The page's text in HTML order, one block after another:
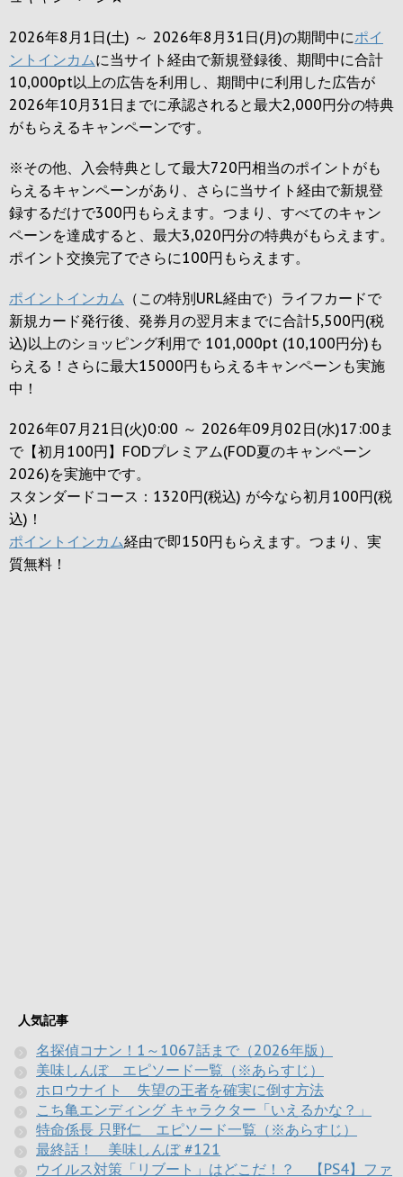
2026年8月1日(土) ～ 2026年8月31日(月)の期間中にポイ
ントインカムに当サイト経由で新規登録後、期間中に合計
10,000pt以上の広告を利用し、期間中に利用した広告が
2026年10月31日までに承認されると最大2,000円分の特典
がもらえるキャンペーンです。
※その他、入会特典として最大720円相当のポイントがも
らえるキャンペーンがあり、さらに当サイト経由で新規登
録するだけで300円 もらえます。つまり、すべてのキャン
ペーンを達成すると、最大3,020円分の特典がもらえます。
ポイント交換完了でさらに100円 もらえます。
ポイントインカム （この特別URL経由で）ライフカードで
新規カード発行後、発券月の翌月末までに合計5,500円(税
込)以上のショッピング利用で 101,000pt (10,100円分)も
らえる！さらに最大15000円もらえるキャンペーンも実施
中！
2026年07月21日(火)0:00 ～ 2026年09月02日(水)17:00ま
で【初月100円】FODプレミアム(FOD夏のキャンペーン
2026)を実施中です。
スタンダードコース：1320円(税込) が今なら初月100円(税
込)！
ポイントインカム経由で即150円もらえます。つまり、実
質無料！
人気記事
名探偵コナン！1～1067話まで（2026年版）
美味しんぼ エピソード一覧（※あらすじ）
ホロウナイト 失望の王者を確実に倒す方法
こち亀エンディング キャラクター「いえるかな？」
特命係長 只野仁 エピソード一覧（※あらすじ）
最終話！ 美味しんぼ #121
ウイルス対策「リブート」はどこだ！？ 【PS4】ファ